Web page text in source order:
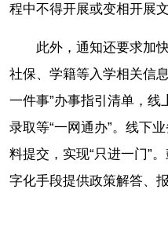
程中不得开展或变相开展
此外，通知还要求加
社保、学籍等入学相关信
一件事”办事指引清单，线
录取等“一网通办”。线下
料提交，实现“只进一门”
字化手段提供政策解答、